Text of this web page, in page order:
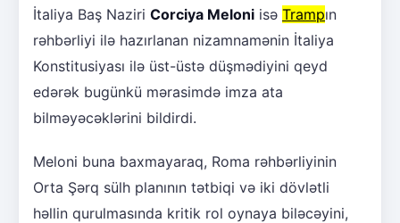
İtaliya Baş Naziri Corciya Meloni isə Trampın
rəhbərliyi ilə hazırlanan nizamnamənin İtaliya
Konstitusiyası ilə üst-üstə düşmədiyini qeyd
edərək bugünkü mərasimdə imza ata
bilməyəcəklərini bildirdi.
Meloni buna baxmayaraq, Roma rəhbərliyinin
Orta Şərq sülh planının tətbiqi və iki dövlətli
həllin qurulmasında kritik rol oynaya biləcəyini,